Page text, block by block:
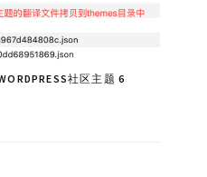
社区主题 6